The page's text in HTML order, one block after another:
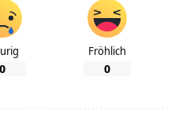
0
Fröhlich
0